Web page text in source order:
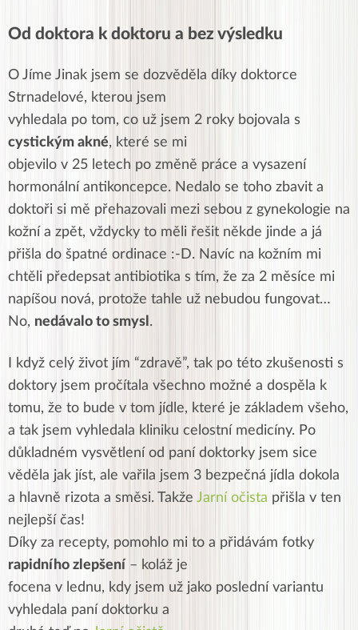
Od doktora k doktoru a bez výsledku
O Jíme Jinak jsem se dozvěděla díky doktorce
Strnadelové, kterou jsem
vyhledala po tom, co už jsem 2 roky bojovala s
cystickým akné, které se mi
objevilo v 25 letech po změně práce a vysazení
hormonální antikoncepce. Nedalo se toho zbavit a
doktoři si mě přehazovali mezi sebou z gynekologie na
kožní a zpět, vždycky to měli řešit někde jinde a já
přišla do špatné ordinace :-D. Navíc na kožním mi
chtěli předepsat antibiotika s tím, že za 2 měsíce mi
napíšou nová, protože tahle už nebudou fungovat…
No, nedávalo to smysl .
I když celý život jím “zdravě”, tak po této zkušenosti s
doktory jsem pročítala všechno možné a dospěla k
tomu, že to bude v tom jídle, které je základem všeho,
a tak jsem vyhledala kliniku celostní medicíny. Po
důkladném vysvětlení od paní doktorky jsem sice
věděla jak jíst, ale vařila jsem 3 bezpečná jídla dokola
a hlavně rizota a směsi. Takže Jarní očista přišla v ten
nejlepší čas!
Díky za recepty, pomohlo mi to a přidávám fotky
rapidního zlepšení – koláž je
focena v lednu, kdy jsem už jako poslední variantu
vyhledala paní doktorku a